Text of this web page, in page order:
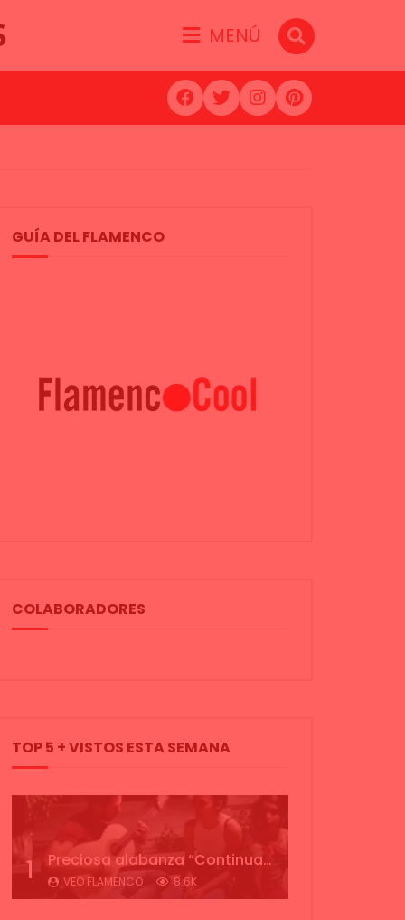
MENÚ
GUÍA DEL FLAMENCO
COLABORADORES
TOP 5 + VISTOS ESTA SEMANA
1 Preciosa alabanza “Continua” cantada por ALBA CORTES acompañada de IVAN a la guitarra | VEOFLAMENCO
VEO FLAMENCO 8.6K